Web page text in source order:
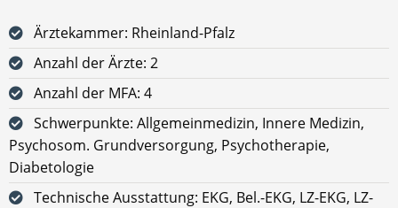
Ärztekammer: Rheinland-Pfalz
Anzahl der Ärzte: 2
Anzahl der MFA: 4
Schwerpunkte: Allgemeinmedizin, Innere Medizin,
Psychosom. Grundversorgung, Psychotherapie,
Diabetologie
Technische Ausstattung: EKG, Bel.-EKG, LZ-EKG, LZ-